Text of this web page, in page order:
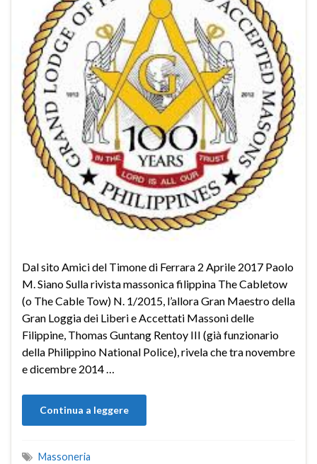
Dal sito Amici del Timone di Ferrara 2 Aprile 2017 Paolo
M. Siano Sulla rivista massonica filippina The Cabletow
(o The Cable Tow) N. 1/2015, l’allora Gran Maestro della
Gran Loggia dei Liberi e Accettati Massoni delle
Filippine, Thomas Guntang Rentoy III (già funzionario
della Philippino National Police), rivela che tra novembre
e dicembre 2014 …
Continua a leggere
Massoneria